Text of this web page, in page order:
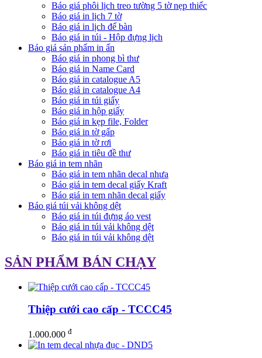
Báo giá phôi lịch treo tường 5 tờ nẹp thiếc
Báo giá in lịch 7 tờ
Báo giá in lịch để bàn
Báo giá in túi - Hộp đựng lịch
Báo giá sản phẩm in ấn
Báo giá in phong bì thư
Báo giá in Name Card
Báo giá in catalogue A5
Báo giá in catalogue A4
Báo giá in túi giấy
Báo giá in hộp giấy
Báo giá in kẹp file, Folder
Báo giá in tờ gấp
Báo giá in tờ rơi
Báo giá in tiêu đề thư
Báo giá in tem nhãn
Báo giá in tem nhãn decal nhưa
Báo giá in tem decal giấy Kraft
Báo giá in tem nhãn decal giấy
Báo giá túi vải không dệt
Báo giá in túi đựng áo vest
Báo giá in túi vải không dệt
Báo giá in túi vải không dệt
SẢN PHẨM BÁN CHẠY
Thiệp cưới cao cấp - TCCC45
1.000.000 đ